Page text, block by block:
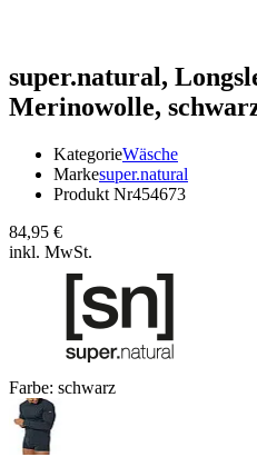
super.natural,
Merinowolle,
KategorieWäsche
Markesuper.natural
Produkt Nr454673
84,95 €
inkl. MwSt.
Farbe: schwarz